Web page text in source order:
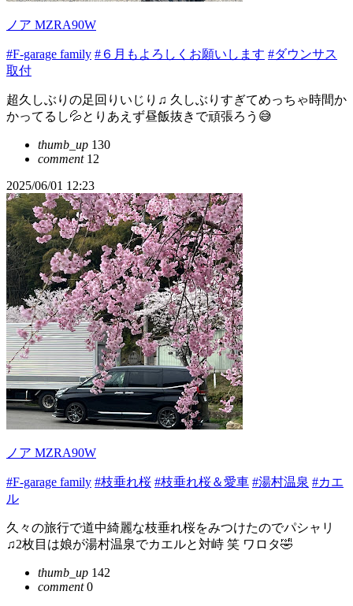
ノア MZRA90W
#F-garage family #６月もよろしくお願いします #ダウンサス
取付
超久しぶりの足回りいじり♫ 久しぶりすぎてめっちゃ時間か
かってるし💦とりあえず昼飯抜きで頑張ろう😅
thumb_up 130
comment12
2025/06/01 12:23
ノア MZRA90W
#F-garage family #枝垂れ桜 #枝垂れ桜＆愛車 #湯村温泉 #カエ
ル
久々の旅行で道中綺麗な枝垂れ桜をみつけたのでパシャリ
♫2枚目は娘が湯村温泉でカエルと対峙 笑 ワロタ🤣
thumb_up 142
comment0